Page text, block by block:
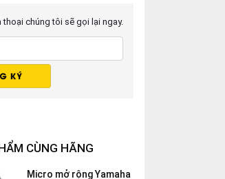
thoại chúng tôi sẽ gọi lại ngay.
CÙNG HÃNG
Micro mở rộng Yamaha